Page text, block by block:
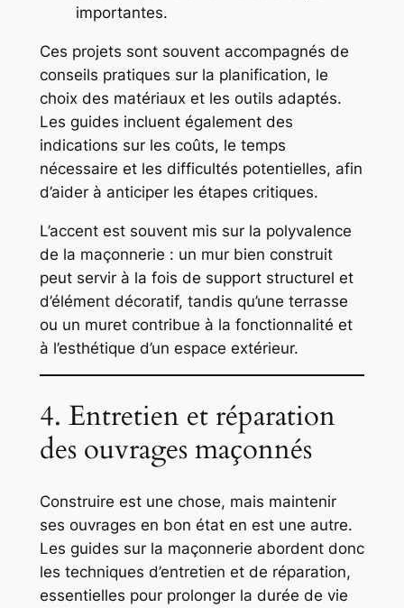
importantes.
Ces projets sont souvent accompagnés de
conseils pratiques sur la planification, le
choix des matériaux et les outils adaptés.
Les guides incluent également des
indications sur les coûts, le temps
nécessaire et les difficultés potentielles, afin
d’aider à anticiper les étapes critiques.
L’accent est souvent mis sur la polyvalence
de la maçonnerie : un mur bien construit
peut servir à la fois de support structurel et
d’élément décoratif, tandis qu’une terrasse
ou un muret contribue à la fonctionnalité et
à l’esthétique d’un espace extérieur.
4. Entretien et réparation
des ouvrages maçonnés
Construire est une chose, mais maintenir
ses ouvrages en bon état en est une autre.
Les guides sur la maçonnerie abordent donc
les techniques d’entretien et de réparation,
essentielles pour prolonger la durée de vie